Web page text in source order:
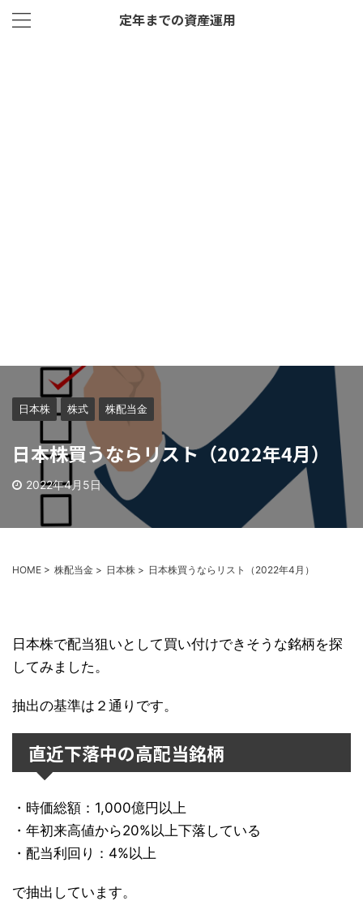
定年までの資産運用
日本株 株式 株配当金
日本株買うならリスト（2022年4月）
2022年4月5日
HOME > 株配当金 > 日本株 > 日本株買うならリスト（2022年4月）
日本株で配当狙いとして買い付けできそうな銘柄を探
してみました。
抽出の基準は２通りです。
直近下落中の高配当銘柄
・時価総額：1,000億円以上
・年初来高値から20%以上下落している
・配当利回り：4%以上
で抽出しています。